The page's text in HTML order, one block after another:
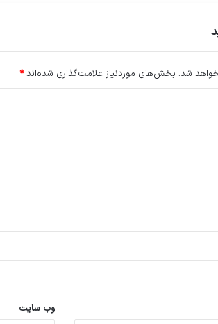
شد. بخش‌های موردنیاز علامت‌گذاری شده‌اند*
وب‌ سایت